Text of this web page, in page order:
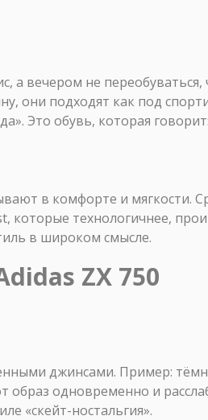
а вечером не переобуваться,
они подходят как под
Это обувь, которая
в комфорте и мягкости.
которые технологичнее,
в широком смысле.
ZX 750
джинсами. Пример:
одновременно и
«скейт-ностальгия».